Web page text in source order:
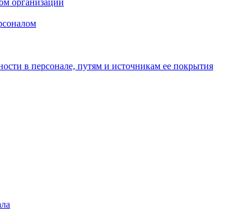
организации
в персонале, путям и источникам ее покрытия